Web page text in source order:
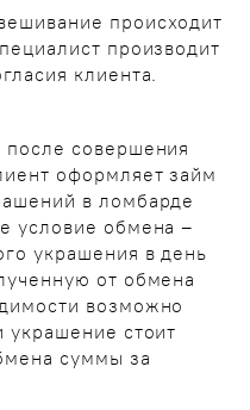
происходит
производит
клиента.
после совершения
оформляет займ
в ломбарде
условие обмена –
украшения в день
от обмена
возможно
украшение стоит
суммы за